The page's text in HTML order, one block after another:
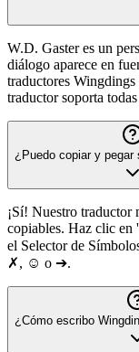
W.D. Gaster es un
diálogo aparece en
traductores
traductor soporta
¿Puedo copiar y pegar
¡Sí! Nuestro traductor
copiables. Haz clic en
el Selector de
✗, ☺ o ➔.
¿Cómo escribo